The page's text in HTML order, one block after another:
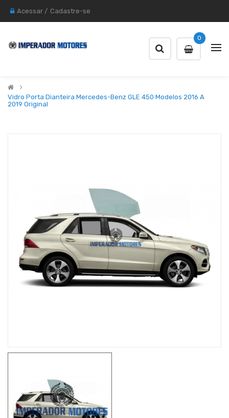
Acessar / Cadastre-se
0
Vidro Porta Dianteira Mercedes-Benz GLE 450 Modelos 2016 A
2019 Original